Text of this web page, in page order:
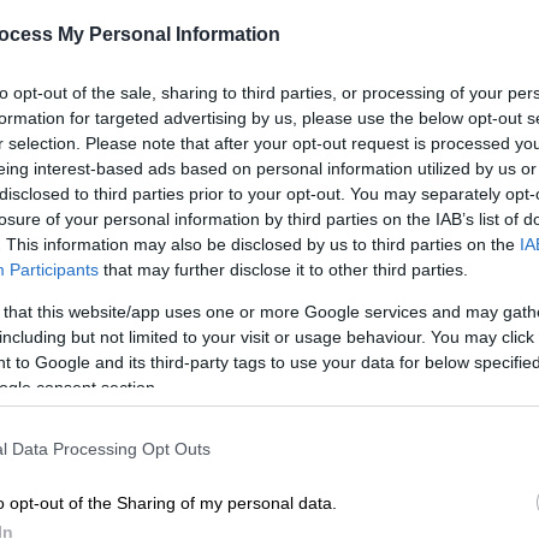
My Personal Information
opt-out of the sale, sharing to third parties, or processing of your
for targeted advertising by us, please use the below opt-out
selection. Please note that after your opt-out request is processed
interest-based ads based on personal information utilized by us
to third parties prior to your opt-out. You may separately
of your personal information by third parties on the IAB’s list of
This information may also be disclosed by us to third parties on the
Participants that may further disclose it to other third parties.
that this website/app uses one or more Google services and may
but not limited to your visit or usage behaviour. You may
to Google and its third-party tags to use your data for below
consent section.
Data Processing Opt Outs
opt-out of the Sharing of my personal data.
το ΕΘΝΟΣ στη Google
τουΕπιταφίουμέσα στη θάλασσα στην
του Αγίου Μηνά στη